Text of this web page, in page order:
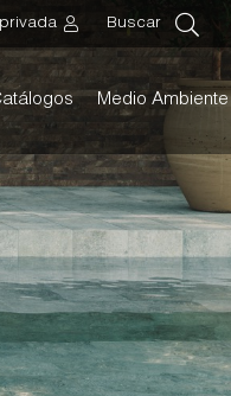
Buscar
Medio Ambiente